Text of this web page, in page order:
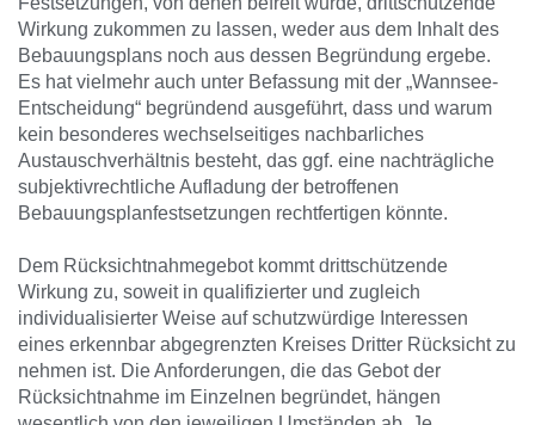
Wirkung zukommen zu lassen, weder aus dem Inhalt des
Bebauungsplans noch aus dessen Begründung ergebe.
Es hat vielmehr auch unter Befassung mit der „Wannsee-
Entscheidung“ begründend ausgeführt, dass und warum
kein besonderes wechselseitiges nachbarliches
Austauschverhältnis besteht, das ggf. eine nachträgliche
subjektivrechtliche Aufladung der betroffenen
Bebauungsplanfestsetzungen rechtfertigen könnte.
Dem Rücksichtnahmegebot kommt drittschützende
Wirkung zu, soweit in qualifizierter und zugleich
individualisierter Weise auf schutzwürdige Interessen
eines erkennbar abgegrenzten Kreises Dritter Rücksicht zu
nehmen ist. Die Anforderungen, die das Gebot der
Rücksichtnahme im Einzelnen begründet, hängen